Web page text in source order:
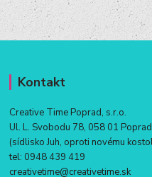
Kontakt
Creative Time Poprad, s.r.o.
Ul. L. Svobodu 78, 058 01 Poprad
(sídlisko Juh, oproti novému
tel: 0948 439 419
creativetime@creativetime.sk